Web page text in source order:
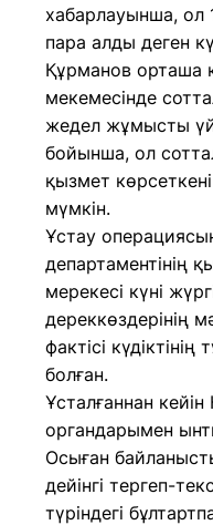
хабарлауынша, ол
пара алды деген
Құрманов орташа
мекемесінде
жедел жұмысты
бойынша, ол
қызмет
мүмкін.
Ұстау
департаментінің
мерекесі күні
дереккөздерінің
фактісі
болған.
Ұсталғаннан
органдарымен
Осыған
дейінгі тергеп-
түріндегі